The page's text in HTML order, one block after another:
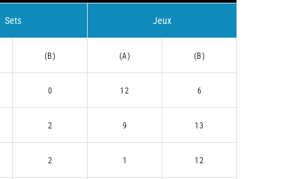
Sets Jeux
(B) (A) (B)
0 12 6
2 9 13
2 1 12